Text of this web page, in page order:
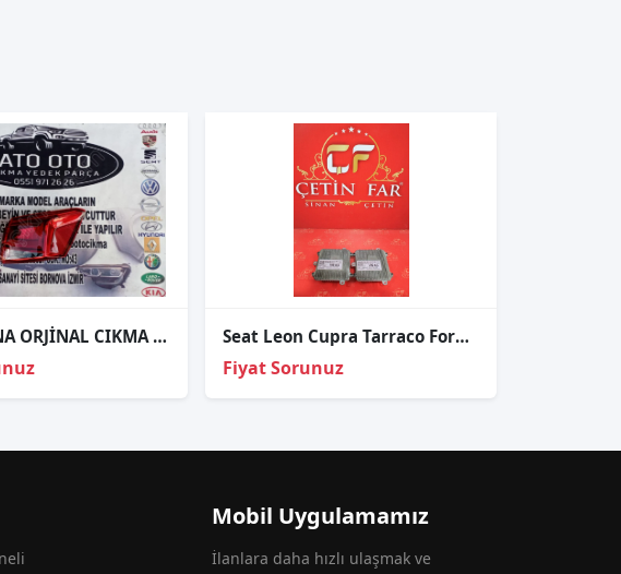
SEAT ARONA ORJİNAL CIKMA SAĞ STOP Seat Leon Cupra Tarraco Formentor Far Beyni̇ Sıfır 992941571ae
Fiyat Sorunuz
Mobil Uygulamamız
İlanlara daha hızlı ulaşmak ve